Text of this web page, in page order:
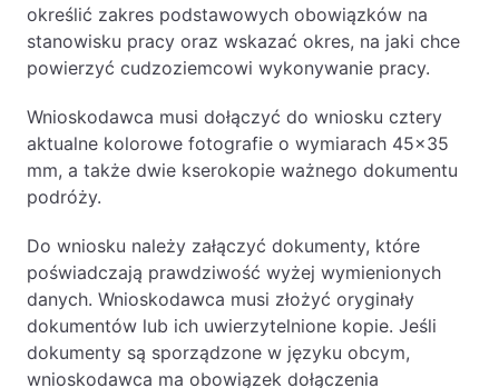
określić zakres podstawowych obowiązków na
stanowisku pracy oraz wskazać okres, na jaki chce
powierzyć cudzoziemcowi wykonywanie pracy.
Wnioskodawca musi dołączyć do wniosku cztery
aktualne kolorowe fotografie o wymiarach 45×35
mm, a także dwie kserokopie ważnego dokumentu
podróży.
Do wniosku należy załączyć dokumenty, które
poświadczają prawdziwość wyżej wymienionych
danych. Wnioskodawca musi złożyć oryginały
dokumentów lub ich uwierzytelnione kopie. Jeśli
dokumenty są sporządzone w języku obcym,
wnioskodawca ma obowiązek dołączenia